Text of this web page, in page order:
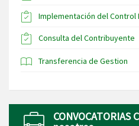
Implementación del Control
Consulta del Contribuyente
Transferencia de Gestion
CONVOCATORIAS